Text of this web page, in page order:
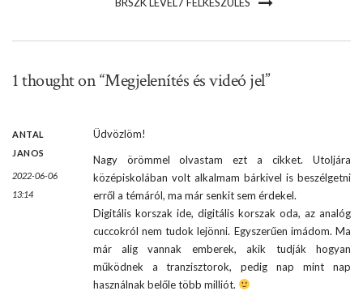
1 thought on “Megjelenítés és videó jel”
ANTAL
JANOS
2022-06-06
13:14
Üdvözlöm!
Nagy örömmel olvastam ezt a cikket. Utoljára
középiskolában volt alkalmam bárkivel is beszélgetni
erről a témáról, ma már senkit sem érdekel.
Digitális korszak ide, digitális korszak oda, az analóg
cuccokról nem tudok lejönni. Egyszerűen imádom. Ma
már alig vannak emberek, akik tudják hogyan
működnek a tranzisztorok, pedig nap mint nap
használnak belőle több milliót.